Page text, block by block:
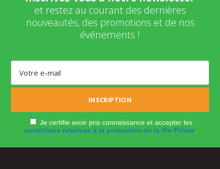
et restez au courant des dernières
nouveautés, des promotions et de nos
événements !
Je certifie avoir pris connaissance et accepter les
conditions relatives à la protection de la Vie Privée.